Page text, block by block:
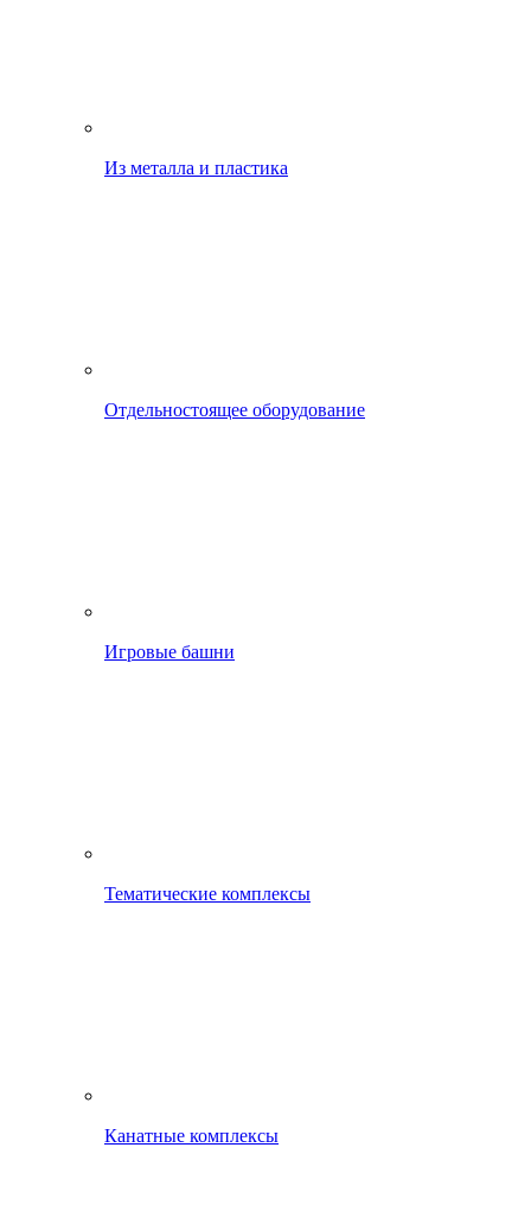
Из металла и пластика
Отдельностоящее оборудование
Игровые башни
Тематические комплексы
Канатные комплексы